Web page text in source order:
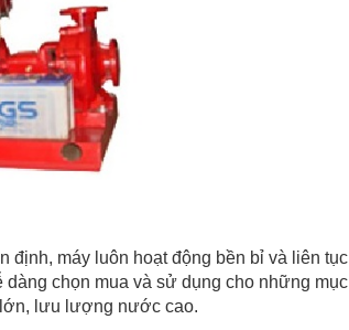
máy luôn hoạt động bền bỉ và liên tục
chọn mua và sử dụng cho những mục
lưu lượng nước cao.